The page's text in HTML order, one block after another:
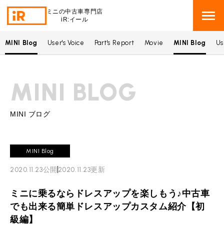
ミニの中古車専門店
iR:イール
BMW MINI BMWミニ 在庫検索
ROVER MINI ローバーミニ 在庫検索
TRADE 買取
TOP
iRの買取が他社よりも高い理由
必要書類
買取Q&A
MAINTENANCE
TOP
BMWミニ メンテナンス
ローバーミニ メンテナンス
BLOG & MEDIA ブログ＆メディア
TOP
MINI Blog
MINI KNOWLEDGE ミニナレッジ
MINI Blog User's Voice Part's Report Movie MINI Blog
MINI BLOG
MINI ブログ
MINI Blog
2020.11.23公開 2020.11.23更新
ミニに乗るならドレスアップを楽しもう♪中古車
でも出来る簡単ドレスアップカスタム紹介【初
級編】